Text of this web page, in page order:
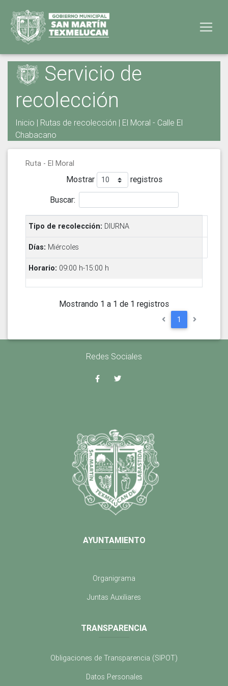
Servicio de
recolección
Inicio | Rutas de recolección | El Moral - Calle El
Chabacano
Ruta - El Moral
Mostrar
registros
Buscar:
DIURNA
Miércoles
09:00 h-15:00 h
Mostrando 1 a 1 de 1 registros
1
Redes Sociales
AYUNTAMIENTO
Organigrama
Juntas Auxiliares
TRANSPARENCIA
Obligaciones de Transparencia (SIPOT)
Datos Personales